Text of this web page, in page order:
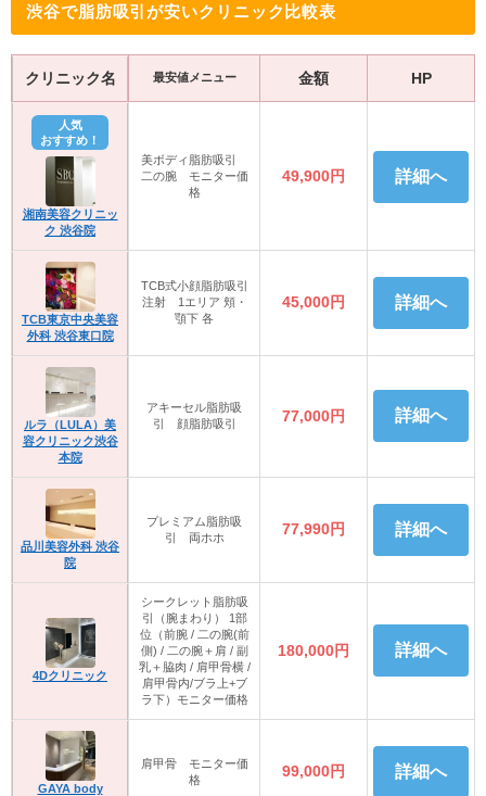
渋谷で脂肪吸引が安いクリニック比較表
クリニック名 最安値メニュー 金額 HP
人気
おすすめ！
湘南美容クリニッ
ク 渋谷院
美ボディ脂肪吸引
二の腕 モニター価
格
49,900円 詳細へ
TCB東京中央美容
外科 渋谷東口院
TCB式小顔脂肪吸引
注射 1エリア 頬・
顎下 各
45,000円 詳細へ
ルラ（LULA）美
容クリニック渋谷
本院
アキーセル脂肪吸
引 顔脂肪吸引
77,000円 詳細へ
品川美容外科 渋谷
院
プレミアム脂肪吸
引 両ホホ
77,990円 詳細へ
4Dクリニック
シークレット脂肪吸
引（腕まわり） 1部
位（前腕 / 二の腕(前
側) / 二の腕＋肩 / 副
乳＋脇肉 / 肩甲骨横 /
肩甲骨内/ブラ上+ブ
ラ下）モニター価格
180,000円 詳細へ
GAYA body
肩甲骨 モニター価
格
99,000円 詳細へ